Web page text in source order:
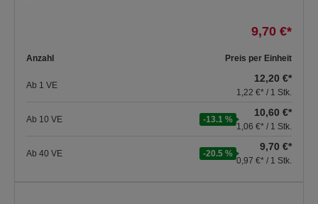
9,70 €*
Anzahl Preis per Einheit
Ab 1 VE
12,20 €*
1,22 €* / 1 Stk.
Ab 10 VE -13.1 %
10,60 €*
1,06 €* / 1 Stk.
Ab 40 VE -20.5 %
9,70 €*
0,97 €* / 1 Stk.